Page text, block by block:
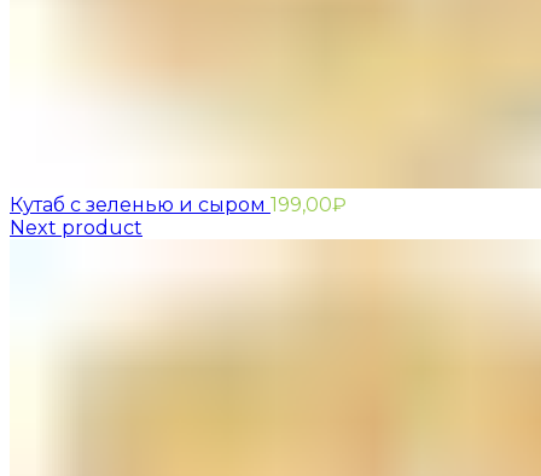
Кутаб с зеленью и сыром 199,00₽
Next product